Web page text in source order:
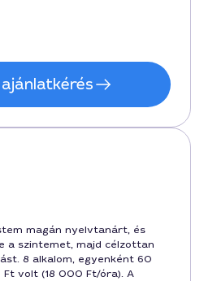
is egyszerűbbé vált.
magán nyelvtanárt, és
a szintemet, majd célzottan
8 alkalom, egyenként 60
volt (18 000 Ft/óra). A